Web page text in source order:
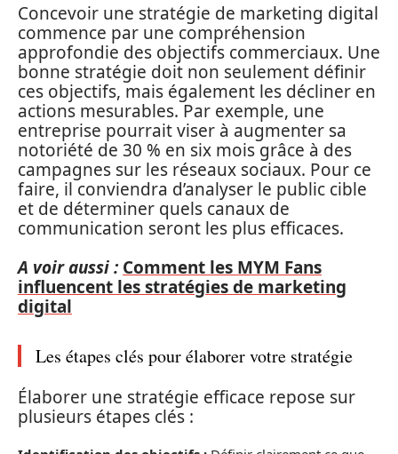
Concevoir une stratégie de marketing digital
commence par une compréhension
approfondie des objectifs commerciaux. Une
bonne stratégie doit non seulement définir
ces objectifs, mais également les décliner en
actions mesurables. Par exemple, une
entreprise pourrait viser à augmenter sa
notoriété de 30 % en six mois grâce à des
campagnes sur les réseaux sociaux. Pour ce
faire, il conviendra d’analyser le public cible
et de déterminer quels canaux de
communication seront les plus efficaces.
A voir aussi : Comment les MYM Fans
influencent les stratégies de marketing
digital
Les étapes clés pour élaborer votre stratégie
Élaborer une stratégie efficace repose sur
plusieurs étapes clés :